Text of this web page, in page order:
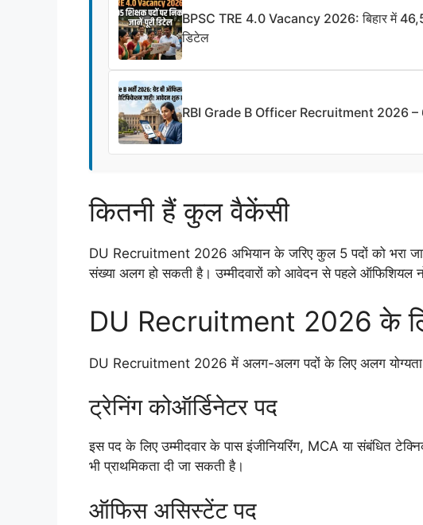
BPSC TRE 4.0 Vacancy 2026: बिहार में
डिटेल
RBI Grade B Officer Recruitment 2026 –
कितनी हैं कुल वैकेंसी
DU Recruitment 2026 अभियान के जरिए कुल 5 पदों को भरा
संख्या अलग हो सकती है। उम्मीदवारों को आवेदन से पहले ऑफिशियल
DU Recruitment 2026 के
DU Recruitment 2026 में अलग-अलग पदों के लिए अलग योग्यता
ट्रेनिंग कोऑर्डिनेटर पद
इस पद के लिए उम्मीदवार के पास इंजीनियरिंग, MCA या संबंधित
भी प्राथमिकता दी जा सकती है।
ऑफिस असिस्टेंट पद